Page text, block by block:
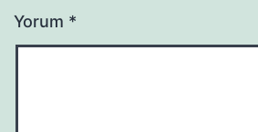
Yorum *